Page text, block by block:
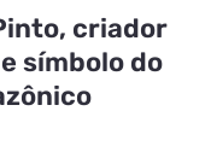
criador
símbolo do